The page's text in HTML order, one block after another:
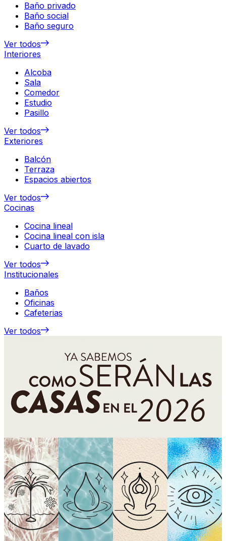
Baño privado
Baño social
Baño seguro
Ver todos
Interiores
Alcoba
Sala
Comedor
Estudio
Pasillo
Ver todos
Exteriores
Balcón
Terraza
Espacios abiertos
Ver todos
Cocinas
Cocina lineal
Cocina lineal con isla
Cuarto de lavado
Ver todos
Institucionales
Baños
Oficinas
Cafeterias
Ver todos